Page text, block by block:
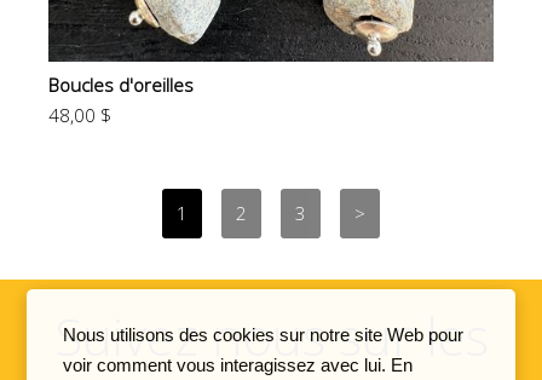
Boucles d'oreilles
48,00 $
Suivez nous sur les
Nous utilisons des cookies sur notre site Web pour
voir comment vous interagissez avec lui. En